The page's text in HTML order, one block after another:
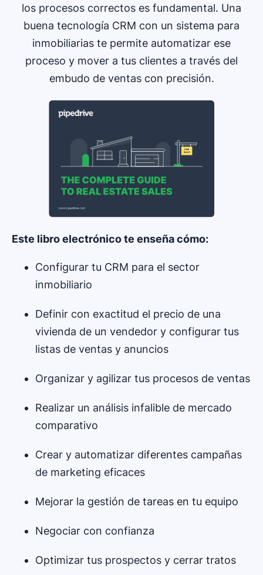
los procesos correctos es fundamental. Una
buena tecnología CRM con un sistema para
inmobiliarias te permite automatizar ese
proceso y mover a tus clientes a través del
embudo de ventas con precisión.
Este libro electrónico te enseña cómo:
Configurar tu CRM para el sector
inmobiliario
Definir con exactitud el precio de una
vivienda de un vendedor y configurar tus
listas de ventas y anuncios
Organizar y agilizar tus procesos de ventas
Realizar un análisis infalible de mercado
comparativo
Crear y automatizar diferentes campañas
de marketing eficaces
Mejorar la gestión de tareas en tu equipo
Negociar con confianza
Optimizar tus prospectos y cerrar tratos